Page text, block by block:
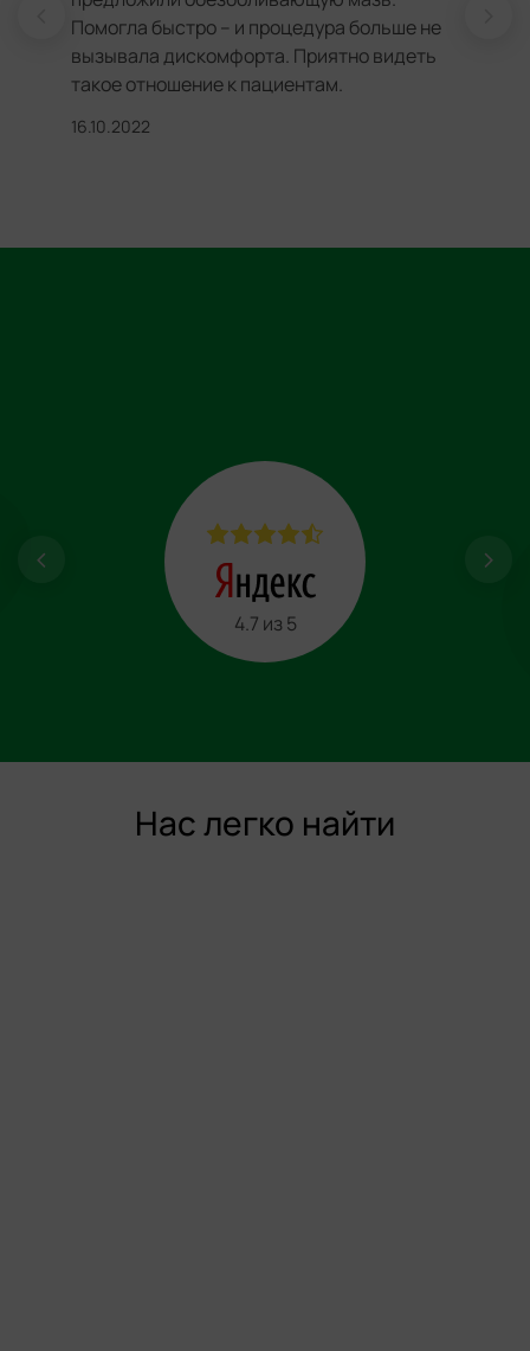
Помогла быстро – и процедура больше не
вызывала дискомфорта. Приятно видеть
такое отношение к пациентам.
16.10.2022
4.7 из 5
Нас легко найти